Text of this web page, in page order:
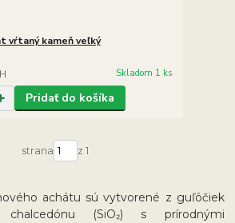
vŕtaný kameň veľký
Skladom 1 ks
Pridať do košíka
strana z 1
achátu sú vytvorené z guľôčiek
chalcedónu (SiO₂) s prírodnými